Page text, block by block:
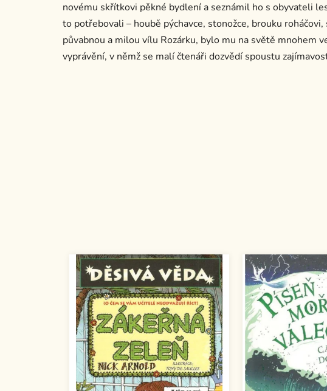
novému skřítkovi pěkné bydlení a seznámil ho s obyvateli
to potřebovali – houbě pýchavce, stonožce, brouku
půvabnou a milou vílu Rozárku, bylo mu na světě mnohem
vyprávění, v němž se malí čtenáři dozvědí spoustu